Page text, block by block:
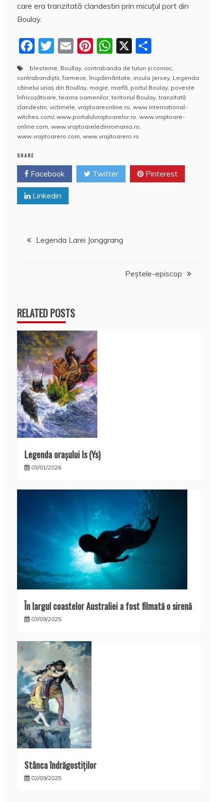
care era tranzitată clandestin prin micuţul port din
Boulay.
F
a
c
e
b
o
o
T
w
itt
er
E
m
ai
l
Pi
nt
er
e
st
W
h
at
s
A
p
p
X
rt
aj
e
a
blesteme Boullay contrabanda de tutun și coniac
contrabandiștii ,farmece înspăimântate insula Jersey Legenda
câinelui uriaş din Boullay magie marfă portul Boulay poveste
înfricoşătoare ,teama oamenilor,teritoriul Boulay ,tranzitată
clandestin victimele vrajitoareonline.ro www.international-
witches.com/, www.portalulvrajitoarelor.ro www.vrajitoare-
online.com www.vrajitoareledinromania.ro
www.vrajitoarero.com www.vrajitoarero.ro
SHARE
Facebook Twitter Pinterest
Linkedin
Navigare
Legenda Larei Jonggrang
Peştele-episcop
RELATED POSTS
Legenda oraşului Is (Ys)
03/01/2026
În largul coastelor Australiei a fost filmată o sirenă
03/09/2025
Stânca îndrăgostiţilor
02/09/2025